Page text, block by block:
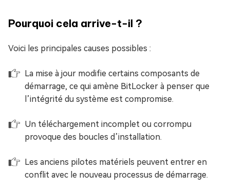
Pourquoi cela arrive-t-il ?
Voici les principales causes possibles :
La mise à jour modifie certains composants de
démarrage, ce qui amène BitLocker à penser que
l’intégrité du système est compromise.
Un téléchargement incomplet ou corrompu
provoque des boucles d’installation.
Les anciens pilotes matériels peuvent entrer en
conflit avec le nouveau processus de démarrage.